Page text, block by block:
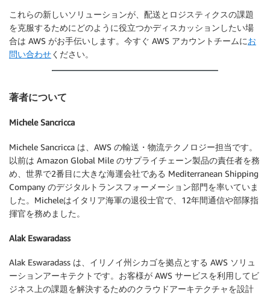
これらの新しいソリューションが、配送とロジスティクスの課題
を克服するためにどのように役立つかディスカッションしたい場
合は AWS がお手伝いします。今すぐ AWS アカウントチームにお
問い合わせください。
著者について
Michele Sancricca
Michele Sancricca は、AWS の輸送・物流テクノロジー担当です。
以前は Amazon Global Mile のサプライチェーン製品の責任者を務
め、世界で2番目に大きな海運会社である Mediterranean Shipping
Company のデジタルトランスフォーメーション部門を率いていま
した。Micheleはイタリア海軍の退役士官で、12年間通信や部隊指
揮官を務めました。
Alak Eswaradass
Alak Eswaradass は、イリノイ州シカゴを拠点とする AWS ソリュ
ーションアーキテクトです。お客様が AWS サービスを利用してビ
ジネス上の課題を解決するためのクラウドアーキテクチャを設計